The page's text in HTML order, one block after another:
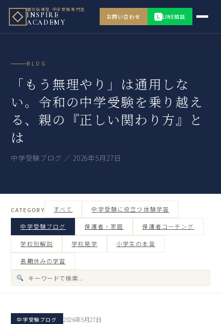
個別指導型 中学受験専門塾
INSPIRE
ACADEMY
お問い合わせ L LINE相談
BLOG
「もう無理やり」は通用しな
い。令和の中学受験を乗り越え
る、親の『正しい関わり方』と
は
中学受験ブログ ／ 2026年5月27日
CATEGORY すべて 中学受験に役立つ体験学習
中学受験ブログ 保護者・家庭 保護者コーチング
学校別解説 学校見学 小学生の本音
長期休みの学習
中学受験ブログ 2026年5月27日